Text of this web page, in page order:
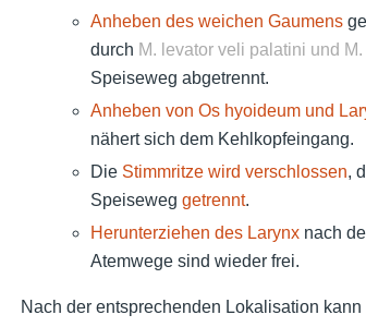
Anheben des weichen Gaumens
durch M. levator veli palatini und
Speiseweg abgetrennt.
Anheben von Os hyoideum und
nähert sich dem Kehlkopfeingang.
Die Stimmritze wird verschlossen,
Speiseweg getrennt.
Herunterziehen des Larynxnach
Atemwege sind wieder frei.
Nach der entsprechenden Lokalisation kann